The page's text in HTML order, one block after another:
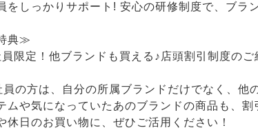
をしっかりサポート! 安心の研修制度で、ブラ
典≫
限定！他ブランドも買える♪店頭割引制度の
の方は、自分の所属ブランドだけでなく、他
ムや気になっていたあのブランドの商品も、割
休日のお買い物に、ぜひご活用ください！